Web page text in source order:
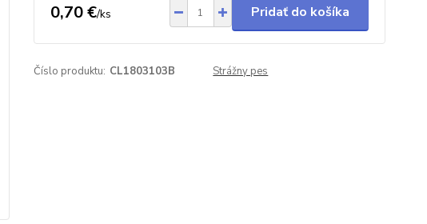
0,70 €/ks Pridať do košíka
Číslo produktu: CL1803103B Strážny pes